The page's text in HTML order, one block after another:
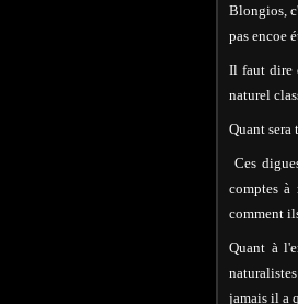
Blongios,
pas encoe
Il faut dire
naturel
Quant sera
Ces
comptes à
comment
Quant à
jamais il a